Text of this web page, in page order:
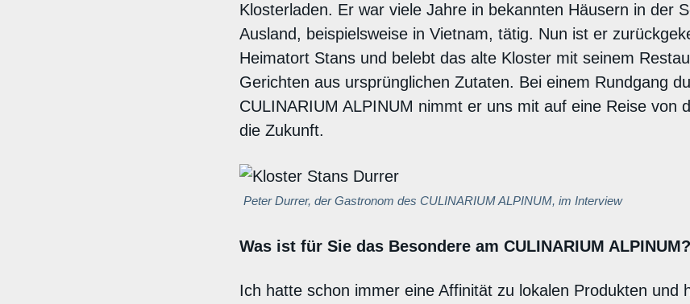
Klosterladen. Er war viele Jahre in bekannten Häusern in der
Ausland, beispielsweise in Vietnam, tätig. Nun ist er
Heimatort Stans und belebt das alte Kloster mit seinem
Gerichten aus ursprünglichen Zutaten. Bei einem Rundgang
CULINARIUM ALPINUM nimmt er uns mit auf eine Reise von
die Zukunft.
Peter Durrer, der Gastronom des CULINARIUM ALPINUM, im Interview
Was ist für Sie das Besondere am CULINARIUM ALPINUM?
Ich hatte schon immer eine Affinität zu lokalen Produkten und